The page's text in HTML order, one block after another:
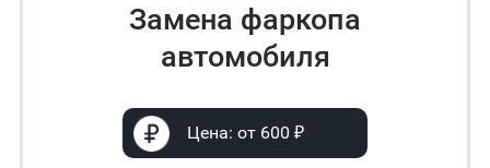
Замена фаркопа
автомобиля
Цена: от 600 ₽